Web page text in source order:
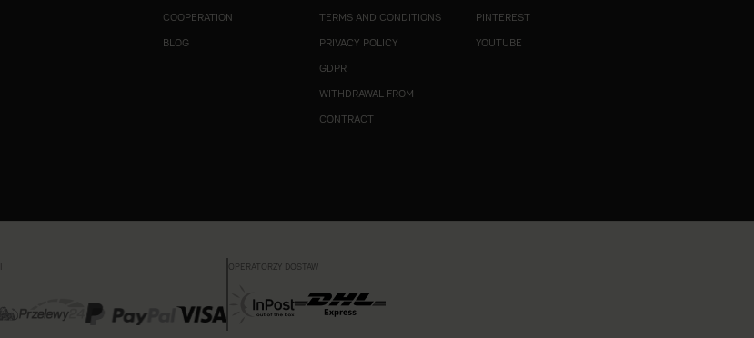
COOPERATION
BLOG
TERMS AND CONDITIONS
PRIVACY POLICY
GDPR
WITHDRAWAL FROM
CONTRACT
PINTEREST
YOUTUBE
OPERATORZY DOSTAW